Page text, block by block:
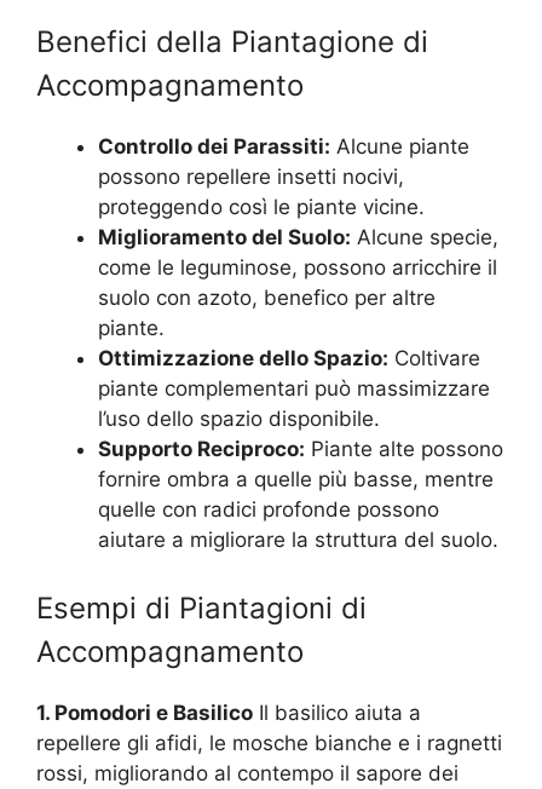
Benefici della Piantagione di
Accompagnamento
Controllo dei Parassiti: Alcune piante
possono repellere insetti nocivi,
proteggendo così le piante vicine.
Miglioramento del Suolo: Alcune specie,
come le leguminose, possono arricchire il
suolo con azoto, benefico per altre
piante.
Ottimizzazione dello Spazio: Coltivare
piante complementari può massimizzare
l’uso dello spazio disponibile.
Supporto Reciproco: Piante alte possono
fornire ombra a quelle più basse, mentre
quelle con radici profonde possono
aiutare a migliorare la struttura del suolo.
Esempi di Piantagioni di
Accompagnamento
1. Pomodori e Basilico Il basilico aiuta a
repellere gli afidi, le mosche bianche e i ragnetti
rossi, migliorando al contempo il sapore dei